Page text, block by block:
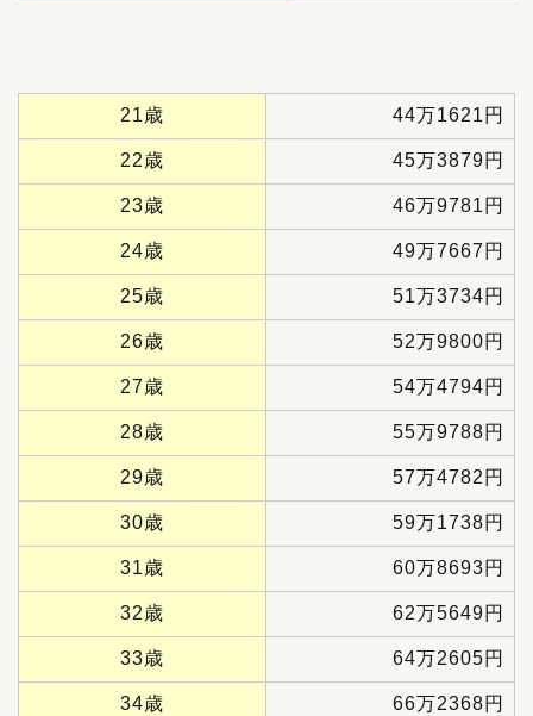
21歳 44万1621円
22歳 45万3879円
23歳 46万9781円
24歳 49万7667円
25歳 51万3734円
26歳 52万9800円
27歳 54万4794円
28歳 55万9788円
29歳 57万4782円
30歳 59万1738円
31歳 60万8693円
32歳 62万5649円
33歳 64万2605円
34歳 66万2368円